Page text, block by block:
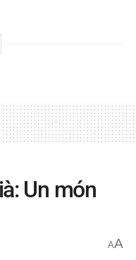
Un món
AA